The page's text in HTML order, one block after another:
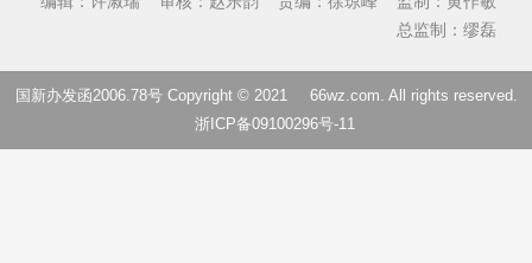
总监制：缪磊
国新办发函2006.78号 Copyright © 2021 66wz.com. All rights reserved.
浙ICP备09100296号-11